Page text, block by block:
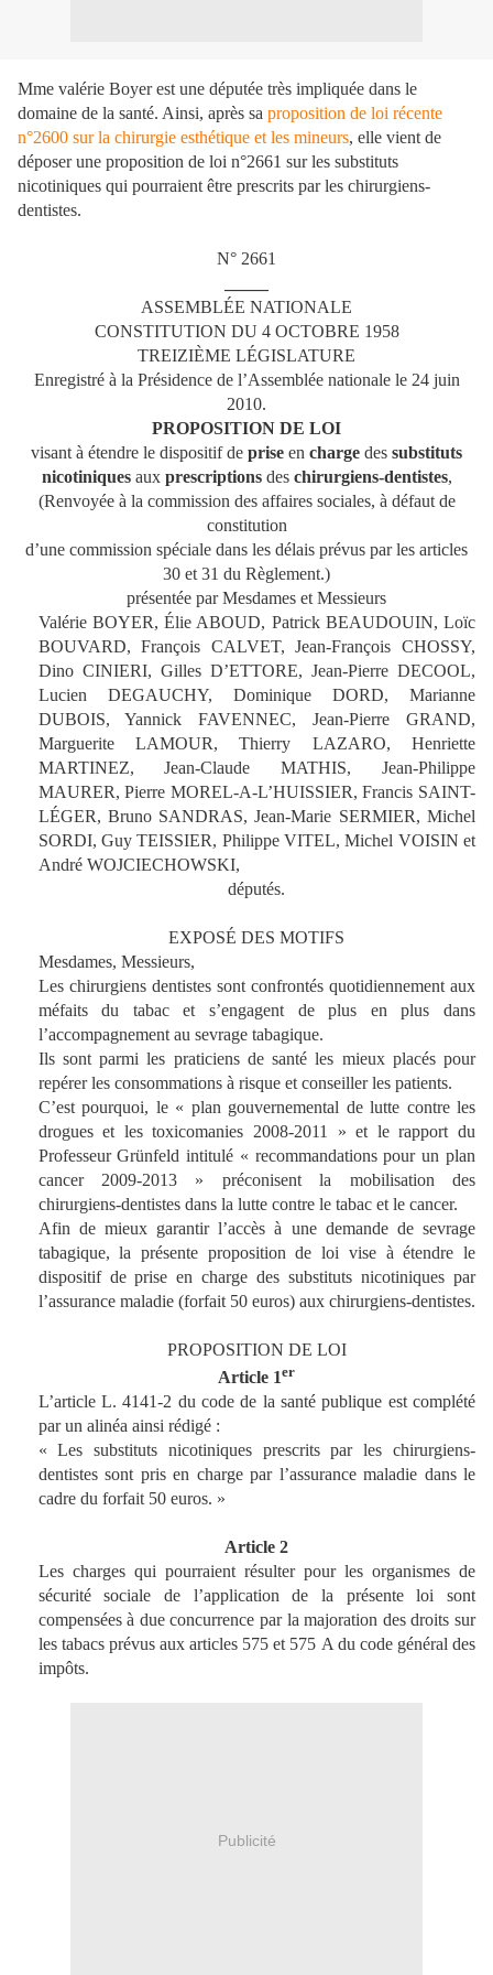
Mme valérie Boyer est une députée très impliquée dans le
domaine de la santé. Ainsi, après sa proposition de loi récente
n°2600 sur la chirurgie esthétique et les mineurs, elle vient de
déposer une proposition de loi n°2661 sur les substituts
nicotiniques qui pourraient être prescrits par les chirurgiens-
dentistes.
N° 2661
ASSEMBLÉE NATIONALE
CONSTITUTION DU 4 OCTOBRE 1958
TREIZIÈME LÉGISLATURE
Enregistré à la Présidence de l’Assemblée nationale le 24 juin
2010.
PROPOSITION DE LOI
visant à étendre le dispositif de prise en charge des substituts
nicotiniquesaux prescriptionsdes chirurgiens-dentistes,
(Renvoyée à la commission des affaires sociales, à défaut de
constitution
d’une commission spéciale dans les délais prévus par les articles
30 et 31 du Règlement.)
présentée par Mesdames et Messieurs
Valérie BOYER, Élie ABOUD, Patrick BEAUDOUIN, Loïc
BOUVARD, François CALVET, Jean-François CHOSSY,
Dino CINIERI, Gilles D’ETTORE, Jean-Pierre DECOOL,
Lucien DEGAUCHY, Dominique DORD, Marianne
DUBOIS, Yannick FAVENNEC, Jean-Pierre GRAND,
Marguerite LAMOUR, Thierry LAZARO, Henriette
MARTINEZ, Jean-Claude MATHIS, Jean-Philippe
MAURER, Pierre MOREL-A-L’HUISSIER, Francis SAINT-
LÉGER, Bruno SANDRAS, Jean-Marie SERMIER, Michel
SORDI, Guy TEISSIER, Philippe VITEL, Michel VOISIN et
André WOJCIECHOWSKI,
députés.
EXPOSÉ DES MOTIFS
Mesdames, Messieurs,
Les chirurgiens dentistes sont confrontés quotidiennement aux
méfaits du tabac et s’engagent de plus en plus dans
l’accompagnement au sevrage tabagique.
Ils sont parmi les praticiens de santé les mieux placés pour
repérer les consommations à risque et conseiller les patients.
C’est pourquoi, le « plan gouvernemental de lutte contre les
drogues et les toxicomanies 2008-2011 » et le rapport du
Professeur Grünfeld intitulé « recommandations pour un plan
cancer 2009-2013 » préconisent la mobilisation des
chirurgiens-dentistes dans la lutte contre le tabac et le cancer.
Afin de mieux garantir l’accès à une demande de sevrage
tabagique, la présente proposition de loi vise à étendre le
dispositif de prise en charge des substituts nicotiniques par
l’assurance maladie (forfait 50 euros) aux chirurgiens-dentistes.
PROPOSITION DE LOI
Article 1er
L’article L. 4141-2 du code de la santé publique est complété
par un alinéa ainsi rédigé :
« Les substituts nicotiniques prescrits par les chirurgiens-
dentistes sont pris en charge par l’assurance maladie dans le
cadre du forfait 50 euros. »
Article 2
Les charges qui pourraient résulter pour les organismes de
sécurité sociale de l’application de la présente loi sont
compensées à due concurrence par la majoration des droits sur
les tabacs prévus aux articles 575 et 575 A du code général des
impôts.
Publicité